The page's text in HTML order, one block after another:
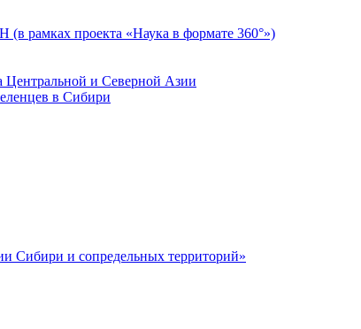
рамках проекта «Наука в формате 360°»)
Центральной и Северной Азии
в Сибири
Сибири и сопредельных территорий»